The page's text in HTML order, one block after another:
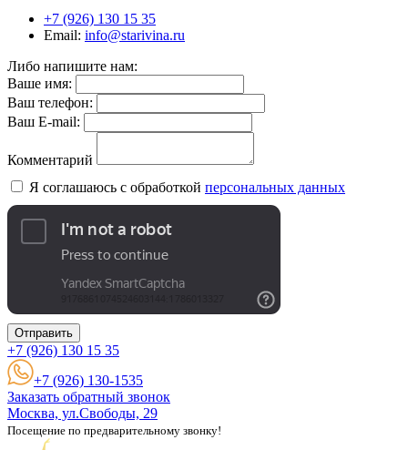
+7 (926) 130 15 35
Email: info@starivina.ru
Либо напишите нам:
Ваше имя:
Ваш телефон:
Ваш E-mail:
Комментарий
Я соглашаюсь с обработкой персональных данных
Отправить
+7 (926) 130 15 35
+7 (926) 130-1535
Заказать обратный звонок
Москва, ул.Свободы, 29
Посещение по предварительному звонку!